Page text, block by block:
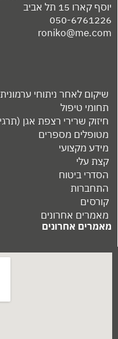
יוסף קארו 15 תל אביב
050-6761226
roniko@me.com
שיקום לאחר ניתוחי ערמונית
תחומי טיפול
חיזוק שרירי רצפת אגן
מטופלים מספרים
מידע מקצועי
קצת עלי
הסדרי ביטוח
התחברות
קורסים
מאמרים אחרונים
מאמרים אחרונים